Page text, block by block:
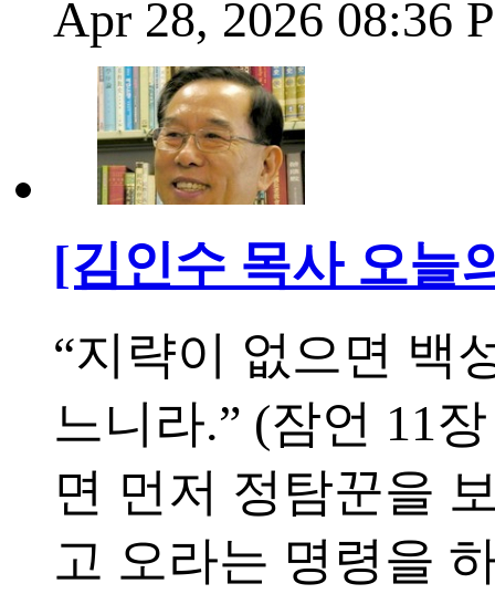
Apr 28, 2026 08:36
[김인수 목사 오늘
“지략이 없으면 백
느니라.” (잠언 11
면 먼저 정탐꾼을
고 오라는 명령을